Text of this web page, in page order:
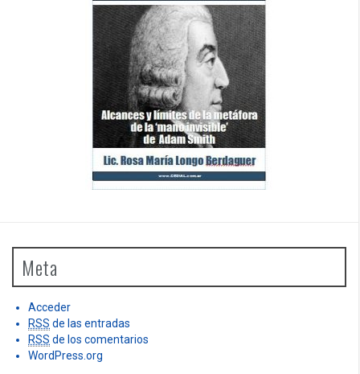
Meta
Acceder
RSS de las entradas
RSS de los comentarios
WordPress.org